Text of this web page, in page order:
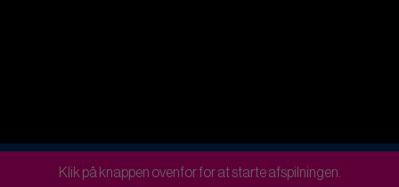
Klik på knappen ovenfor for at starte afspilningen.